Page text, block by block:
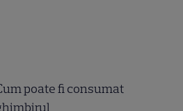
poate fi consumat